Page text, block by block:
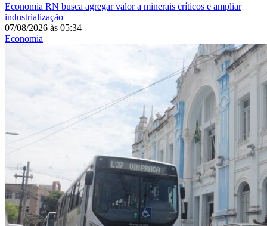
Economia RN busca agregar valor a minerais críticos e ampliar
industrialização
07/08/2026 às 05:34
Economia